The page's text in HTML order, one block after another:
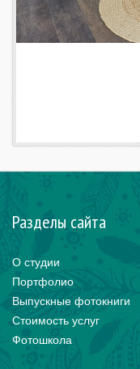
Разделы сайта
О студии
Портфолио
Выпускные фотокниги
Стоимость услуг
Фотошкола